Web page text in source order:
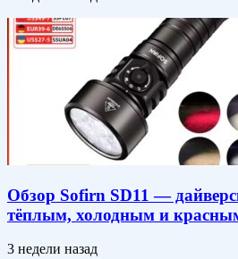
Обзор Sofirn SD11 —
тёплым, холодным и
3 недели назад